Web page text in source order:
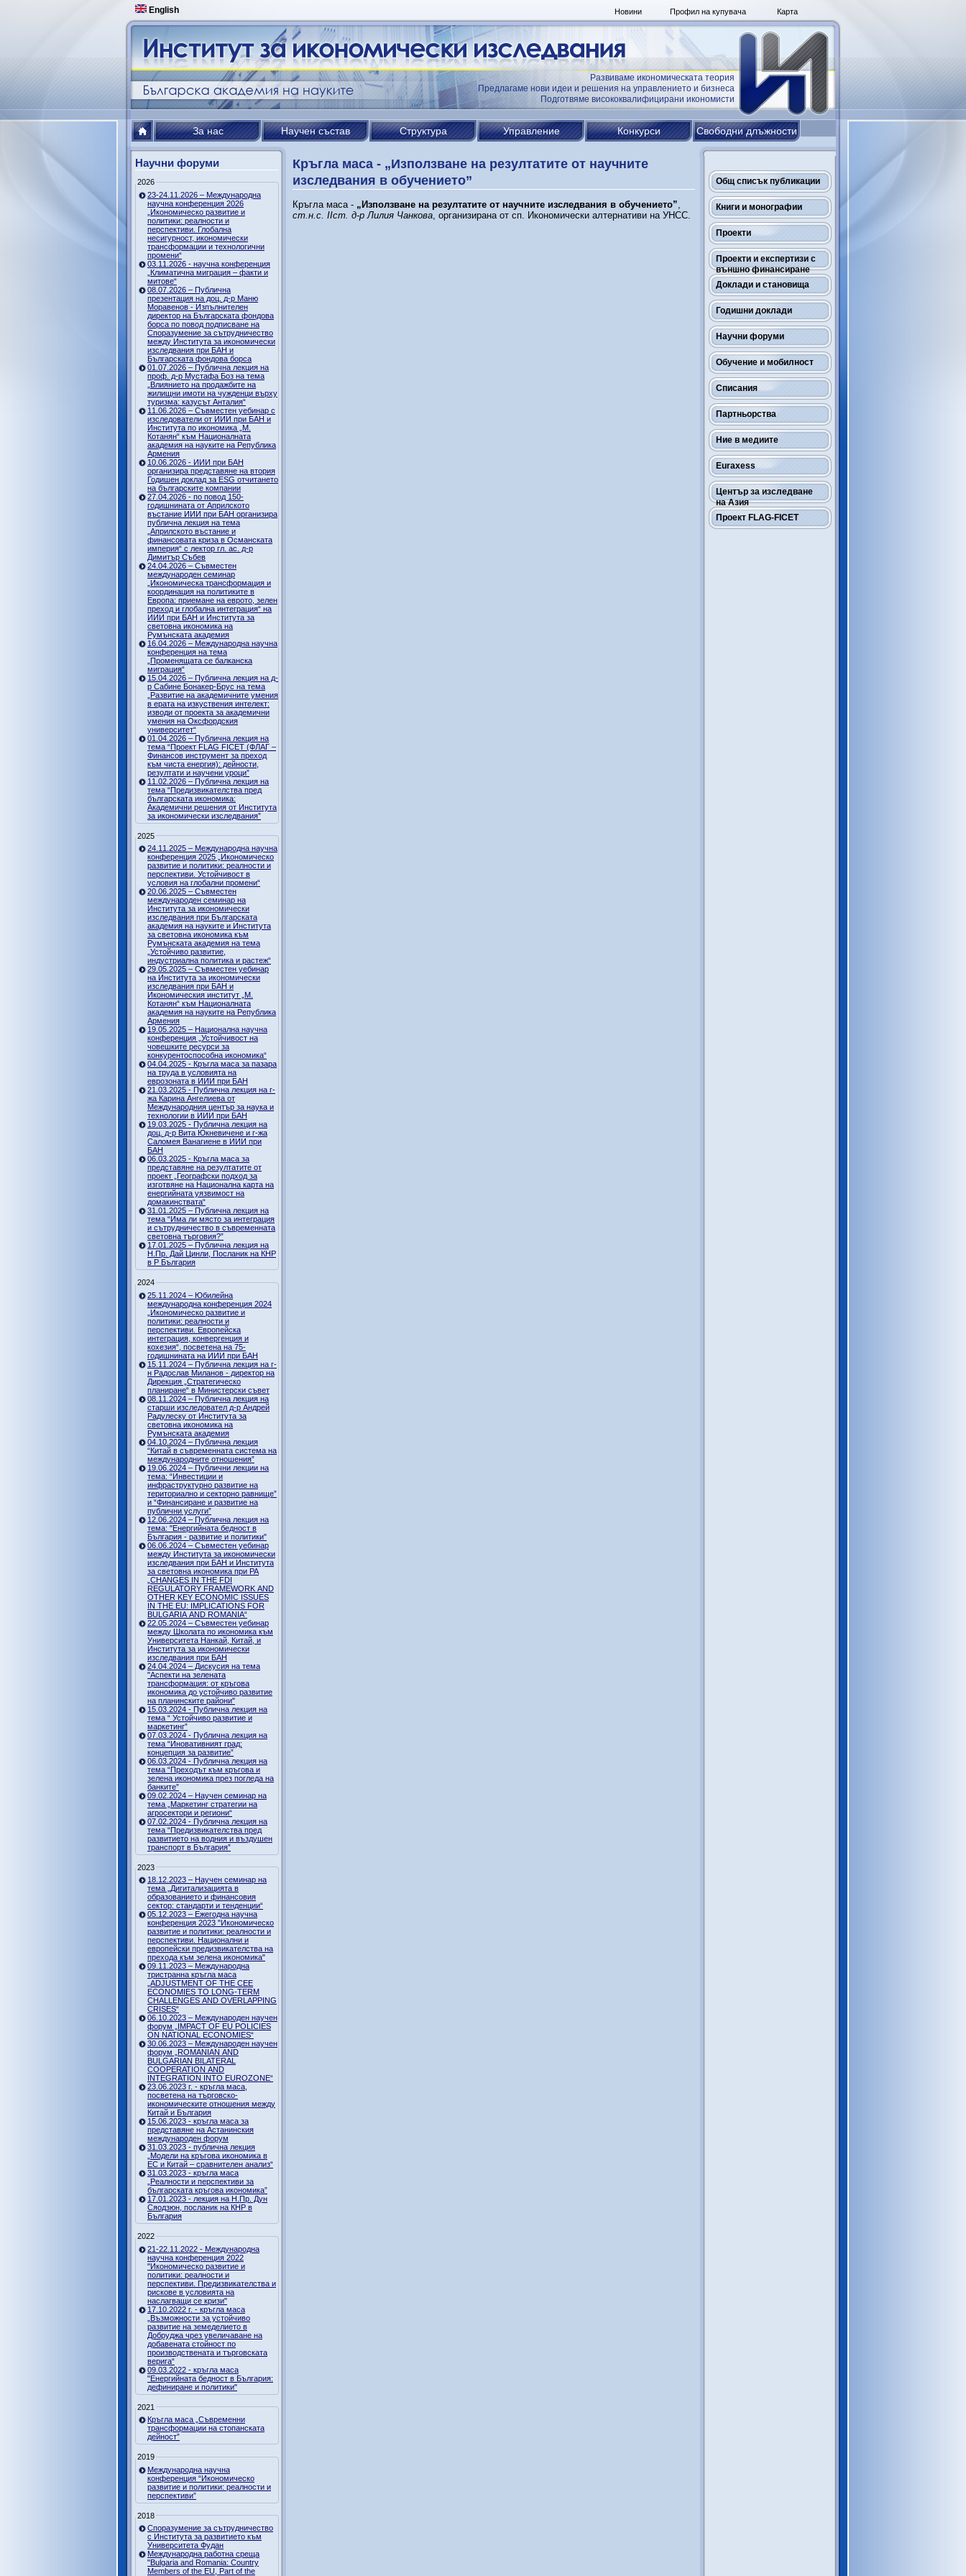
English Карта
Профил на купувача
Новини
Развиваме икономическата теория
Предлагаме нови идеи и решения на управлението и бизнеса
Подготвяме висококвалифицирани икономисти
За нас Научен състав Структура Управление Конкурси Свободни длъжности
Общ списък публикации
Книги и монографии
Проекти
Проекти и експертизи с
външно финансиране
Доклади и становища
Годишни доклади
Научни форуми
Обучение и мобилност
Списания
Партньорства
Ние в медиите
Euraxess
Център за изследване
на Азия
Проект FLAG-FICET
Научни форуми
2026
23-24.11.2026 – Международна
научна конференция 2026
„Икономическо развитие и
политики: реалности и
перспективи. Глобална
несигурност, икономически
трансформации и технологични
промени“
03.11.2026 - научна конференция
„Климатична миграция – факти и
митове“
08.07.2026 – Публична
презентация на доц. д-р Маню
Моравенов - Изпълнителен
директор на Българската фондова
борса по повод подписване на
Споразумение за сътрудничество
между Института за икономически
изследвания при БАН и
Българската фондова борса
01.07.2026 – Публична лекция на
проф. д-р Мустафа Боз на тема
„Влиянието на продажбите на
жилищни имоти на чужденци върху
туризма: казусът Анталия“
11.06.2026 – Съвместен уебинар с
изследователи от ИИИ при БАН и
Института по икономика „М.
Котанян“ към Националната
академия на науките на Република
Армения
10.06.2026 - ИИИ при БАН
организира представяне на втория
Годишен доклад за ESG отчитането
на българските компании
27.04.2026 - по повод 150-
годишнината от Априлското
въстание ИИИ при БАН организира
публична лекция на тема
„Априлското въстание и
финансовата криза в Османската
империя“ с лектор гл. ас. д-р
Димитър Събев
24.04.2026 – Съвместен
международен семинар
„Икономическа трансформация и
координация на политиките в
Европа: приемане на еврото, зелен
преход и глобална интеграция“ на
ИИИ при БАН и Института за
световна икономика на
Румънската академия
16.04.2026 – Международна научна
конференция на тема
„Променящата се балканска
миграция“
15.04.2026 – Публична лекция на д-
р Сабине Бонакер-Брус на тема
„Развитие на академичните умения
в ерата на изкуствения интелект:
изводи от проекта за академични
умения на Оксфордския
университет“
01.04.2026 – Публична лекция на
тема “Проект FLAG FICET (ФЛАГ –
Финансов инструмент за преход
към чиста енергия): дейности,
резултати и научени уроци”
11.02.2026 – Публична лекция на
тема “Предизвикателства пред
българската икономика:
Академични решения от Института
за икономически изследвания”
2025
24.11.2025 – Международна научна
конференция 2025 „Икономическо
развитие и политики: реалности и
перспективи. Устойчивост в
условия на глобални промени“
20.06.2025 – Съвместен
международен семинар на
Института за икономически
изследвания при Българската
академия на науките и Института
за световна икономика към
Румънската академия на тема
„Устойчиво развитие,
индустриална политика и растеж“
29.05.2025 – Съвместен уебинар
на Института за икономически
изследвания при БАН и
Икономическия институт „М.
Котанян“ към Националната
академия на науките на Република
Армения
19.05.2025 – Национална научна
конференция „Устойчивост на
човешките ресурси за
конкурентоспособна икономика“
04.04.2025 - Кръгла маса за пазара
на труда в условията на
еврозоната в ИИИ при БАН
21.03.2025 - Публична лекция на г-
жа Карина Ангелиева от
Международния център за наука и
технологии в ИИИ при БАН
19.03.2025 - Публична лекция на
доц. д-р Вита Юкневичене и г-жа
Саломея Ванагиене в ИИИ при
БАН
06.03.2025 - Кръгла маса за
представяне на резултатите от
проект „Географски подход за
изготвяне на Национална карта на
енергийната уязвимост на
домакинствата“
31.01.2025 – Публична лекция на
тема “Има ли място за интеграция
и сътрудничество в съвременната
световна търговия?”
17.01.2025 – Публична лекция на
Н.Пр. Дай Цинли, Посланик на КНР
в Р България
2024
25.11.2024 – Юбилейна
международна конференция 2024
„Икономическо развитие и
политики: реалности и
перспективи. Европейска
интеграция, конвергенция и
кохезия“, посветена на 75-
годишнината на ИИИ при БАН
15.11.2024 – Публична лекция на г-
н Радослав Миланов - директор на
Дирекция „Стратегическо
планиране“ в Министерски съвет
08.11.2024 – Публична лекция на
старши изследовател д-р Андрей
Радулеску от Института за
световна икономика на
Румънската академия
04.10.2024 – Публична лекция
“Китай в съвременната система на
международните отношения”
19.06.2024 – Публични лекции на
тема: “Инвестиции и
инфраструктурно развитие на
териториално и секторно равнище”
и “Финансиране и развитие на
публични услуги”
12.06.2024 – Публична лекция на
тема: "Енергийната бедност в
България - развитие и политики"
06.06.2024 – Съвместен уебинар
между Института за икономически
изследвания при БАН и Института
за световна икономика при РА
„CHANGES IN THE FDI
REGULATORY FRAMEWORK AND
OTHER KEY ECONOMIC ISSUES
IN THE EU: IMPLICATIONS FOR
BULGARIA AND ROMANIA“
22.05.2024 – Съвместен уебинар
между Школата по икономика към
Университета Нанкай, Китай, и
Института за икономически
изследвания при БАН
24.04.2024 – Дискусия на тема
"Аспекти на зелената
трансформация: от кръгова
икономика до устойчиво развитие
на планинските райони"
15.03.2024 - Публична лекция на
тема “ Устойчиво развитие и
маркетинг”
07.03.2024 - Публична лекция на
тема “Иновативният град:
концепция за развитие”
06.03.2024 - Публична лекция на
тема “Преходът към кръгова и
зелена икономика през погледа на
банките”
09.02.2024 – Научен семинар на
тема „Маркетинг стратегии на
агросектори и региони“
07.02.2024 - Публична лекция на
тема “Предизвикателства пред
развитието на водния и въздушен
транспорт в България”
2023
18.12.2023 – Научен семинар на
тема „Дигитализацията в
образованието и финансовия
сектор: стандарти и тенденции“
05.12.2023 – Ежегодна научна
конференция 2023 "Икономическо
развитие и политики: реалности и
перспективи. Национални и
европейски предизвикателства на
прехода към зелена икономика"
09.11.2023 – Международна
тристранна кръгла маса
„ADJUSTMENT OF THE CEE
ECONOMIES TO LONG-TERM
CHALLENGES AND OVERLAPPING
CRISES“
06.10.2023 – Международен научен
форум „IMPACT OF EU POLICIES
ON NATIONAL ECONOMIES“
30.06.2023 – Международен научен
форум „ROMANIAN AND
BULGARIAN BILATERAL
COOPERATION AND
INTEGRATION INTO EUROZONE“
23.06.2023 г. - кръгла маса,
посветена на търговско-
икономическите отношения между
Китай и България
15.06.2023 - кръгла маса за
представяне на Астанинския
международен форум
31.03.2023 - публична лекция
„Модели на кръгова икономика в
ЕС и Китай – сравнителен анализ“
31.03.2023 - кръгла маса
„Реалности и перспективи за
българската кръгова икономика”
17.01.2023 - лекция на Н.Пр. Дун
Сяодзюн, посланик на КНР в
България
2022
21-22.11.2022 - Международна
научна конференция 2022
"Икономическо развитие и
политики: реалности и
перспективи. Предизвикателства и
рискове в условията на
наслагващи се кризи"
17.10.2022 г. - кръгла маса
„Възможности за устойчиво
развитие на земеделието в
Добруджа чрез увеличаване на
добавената стойност по
производствената и търговската
верига“
09.03.2022 - кръгла маса
"Енергийната бедност в България:
дефиниране и политики"
2021
Кръгла маса „Съвременни
трансформации на стопанската
дейност”
2019
Международна научна
конференция “Икономическо
развитие и политики: реалности и
перспективи”
2018
Споразумение за сътрудничество
с Института за развитието към
Университета Фудан
Международна работна среща
"Bulgaria and Romania: Country
Members of the EU, Part of the
Кръгла маса - „Използване на резултатите от научните
изследвания в обучението”
Кръгла маса - „Използване на резултатите от научните изследвания в обучението”,
ст.н.с. ІІст. д-р Лилия Чанкова, организирана от сп. Икономически алтернативи на УНСС.